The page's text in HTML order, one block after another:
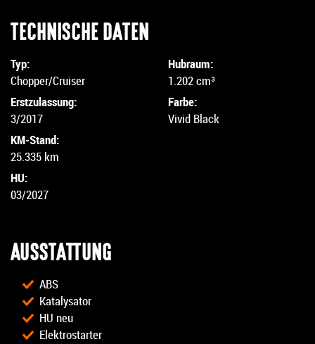
TECHNISCHE DATEN
Typ:
Chopper/Cruiser
Erstzulassung:
3/2017
KM-Stand:
25.335 km
HU:
03/2027
Hubraum:
1.202 cm³
Farbe:
Vivid Black
AUSSTATTUNG
ABS
Katalysator
HU neu
Elektrostarter